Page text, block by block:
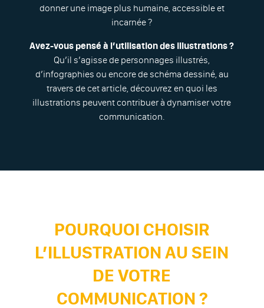
donner une image plus humaine, accessible et
incarnée ?
Avez-vous pensé à l’utilisation des illustrations ?
Qu’il s’agisse de personnages illustrés,
d’infographies ou encore de schéma dessiné, au
travers de cet article, découvrez en quoi les
illustrations peuvent contribuer à dynamiser votre
communication.
POURQUOI CHOISIR
L’ILLUSTRATION AU SEIN
DE VOTRE
COMMUNICATION ?